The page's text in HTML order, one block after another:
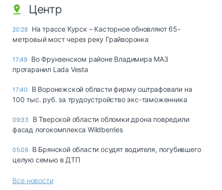
Центр
20:28 На трассе Курск – Касторное обновляют 65-
метровый мост через реку Грайворонка
17:49 Во Фрунзенском районе Владимира МАЗ
протаранил Lada Vesta
17:40
В Воронежской области фирму оштрафовали на
100 тыс. руб. за трудоустройство экс-таможенника
09:33
В Тверской области обломки дрона повредили
фасад логокомплекса Wildberries
05.08 В Брянской области осудят водителя, погубившего
целую семью в ДТП
Все новости